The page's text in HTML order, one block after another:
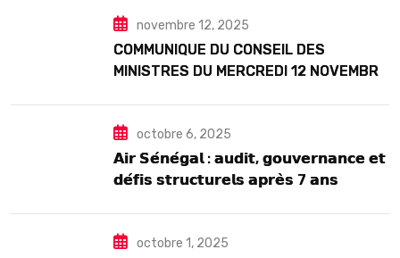
novembre 12, 2025
COMMUNIQUE DU CONSEIL DES
MINISTRES DU MERCREDI 12 NOVEMBRE
octobre 6, 2025
𝗔𝗶𝗿 𝗦𝗲́𝗻𝗲́𝗴𝗮𝗹 : 𝗮𝘂𝗱𝗶𝘁, 𝗴𝗼𝘂𝘃𝗲𝗿𝗻𝗮𝗻𝗰𝗲 𝗲𝘁
𝗱𝗲́𝗳𝗶𝘀 𝘀𝘁𝗿𝘂𝗰𝘁𝘂𝗿𝗲𝗹𝘀 𝗮𝗽𝗿𝗲̀𝘀 7 𝗮𝗻𝘀
octobre 1, 2025